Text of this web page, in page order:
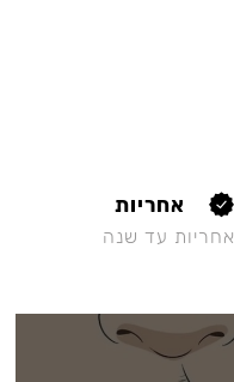
אחריות
אחריות עד שנה